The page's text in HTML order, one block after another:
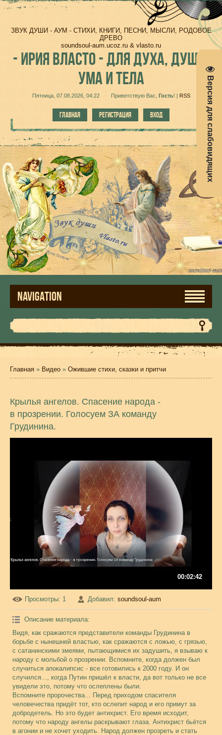
Версия для слабовидящих
ЗВУК ДУШИ - АУМ - СТИХИ, КНИГИ, ПЕСНИ, МЫСЛИ, РОДОВОЕ
ДРЕВО
soundsoul-aum.ucoz.ru & vlasto.ru
-ИРИЯ ВЛАСТО - ДЛЯ ДУХА, ДУШИ,
УМА И ТЕЛА
Пятница, 07.08.2026, 04:22 Приветствую Вас Гость!| RSS
ГЛАВНАЯ РЕГИСТРАЦИЯ ВХОД
NAVIGATION
Главная » Видео » Ожившие стихи, сказки и притчи
Крылья ангелов. Спасение народа -
в прозрении. Голосуем ЗА команду
Грудинина.
00:02:42
Просмотры: 1 Добавил: soundsoul-aum
Описание материала:
Видя, как сражаются представители команды Грудинина в
борьбе с нынешней властью, как сражаются с ложью, с грязью,
с сатанинскими змеями, пытающимися их задушить, я взываю к
народу с мольбой о прозрении. Вспомните, когда должен был
случиться апокалипсис - все готовились к 2000 году. И он
случился..., когда Путин пришёл к власти, да вот только не все
увидели это, потому что ослеплены были.
Вспомните пророчества... Перед приходом спасителя
человечества придёт тот, кто ослепит народ и его примут за
добродетель. Но это будет антихрист. Его время исходит,
потому что народу ангелы раскрывают глаза. Антихрист бьётся
в агонии и не хочет уходить. Народ должен прозреть и стать